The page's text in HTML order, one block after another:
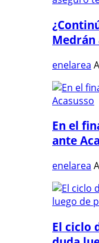
Medrán
enelarea
En el
ante
enelarea
El ciclo